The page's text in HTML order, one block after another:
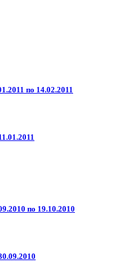
по 14.02.2011
по 19.10.2010